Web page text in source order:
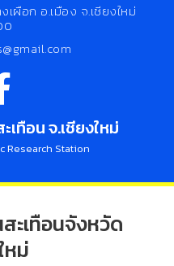
เผือก อ.เมือง จ.เชียงใหม่
ทือน จ.เชียงใหม่
Research Station
ะเทือนจังหวัด
หม่